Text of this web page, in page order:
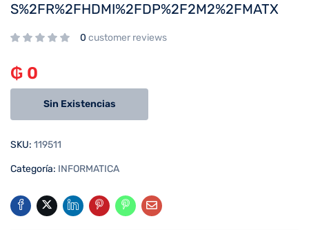
S%2FR%2FHDMI%2FDP%2F2M2%2FMATX
0 customer reviews
₲ 0
Sin Existencias
SKU: 119511
Categoría: INFORMATICA